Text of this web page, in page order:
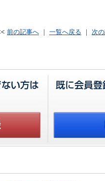
前の記事へ ｜ 一覧へ戻る ｜ 次